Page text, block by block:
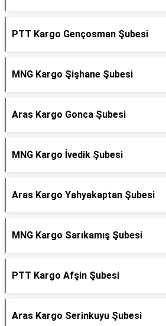
PTT Kargo Gençosman Şubesi
MNG Kargo Şişhane Şubesi
Aras Kargo Gonca Şubesi
MNG Kargo İvedik Şubesi
Aras Kargo Yahyakaptan Şubesi
MNG Kargo Sarıkamış Şubesi
PTT Kargo Afşin Şubesi
Aras Kargo Serinkuyu Şubesi